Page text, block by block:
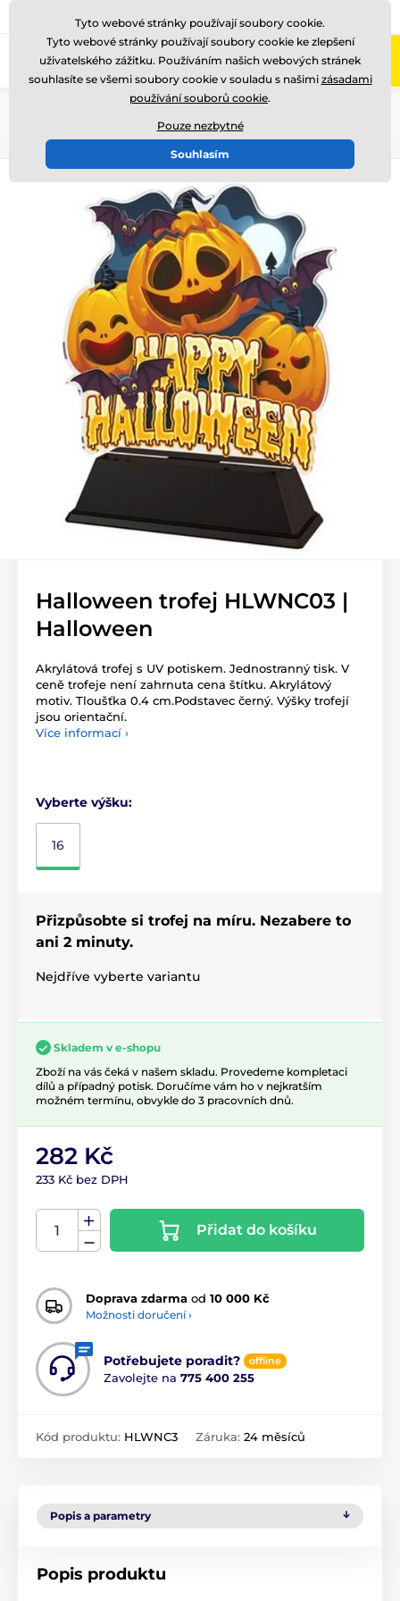
Zavolejte nám (Po-Pá 8-17)
Halloween trofej HLWNC03 |
Halloween
Akrylátová trofej s UV potiskem. Jednostranný tisk. V
ceně trofeje není zahrnuta cena štítku. Akrylátový
motiv. Tloušťka 0.4 cm.Podstavec černý. Výšky trofejí
jsou orientační.
Více informací ›
Vyberte výšku:
16
Přizpůsobte si trofej na míru. Nezabere to
ani 2 minuty.
Nejdříve vyberte variantu
Skladem v e-shopu
Zboží na vás čeká v našem skladu. Provedeme kompletaci
dílů a případný potisk. Doručíme vám ho v nejkratším
možném termínu, obvykle do 3 pracovních dnů.
282 Kč
233 Kč bez DPH
Přidat do košíku
Doprava zdarma od 10 000 Kč
Možnosti doručení ›
Potřebujete poradit? offline
Zavolejte na 775 400 255
Kód produktu: HLWNC3 Záruka: 24 měsíců
Popis a parametry
Popis produktu
Tyto webové stránky používají soubory cookie.
Tyto webové stránky používají soubory cookie ke zlepšení
uživatelského zážitku. Používáním našich webových stránek
souhlasíte se všemi soubory cookie v souladu s našimi zásadami
používání souborů cookie.
Pouze nezbytné
Souhlasím